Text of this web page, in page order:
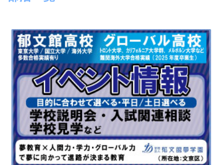
最近見た学校